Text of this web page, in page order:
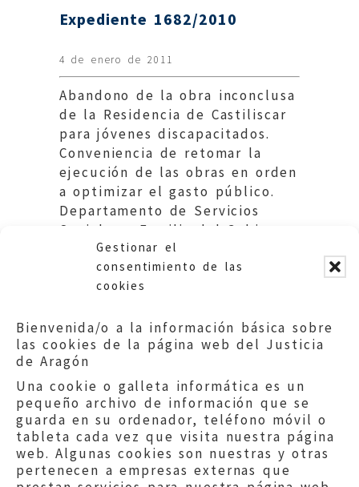
Gestionar el
consentimiento de las
cookies
Bienvenida/o a la información básica sobre
las cookies de la página web del Justicia
de Aragón
Una cookie o galleta informática es un
pequeño archivo de información que se
guarda en su ordenador, teléfono móvil o
tableta cada vez que visita nuestra página
web. Algunas cookies son nuestras y otras
pertenecen a empresas externas que
Expediente 1682/2010
4 de enero de 2011
Abandono de la obra inconclusa
de la Residencia de Castiliscar
para jóvenes discapacitados.
Conveniencia de retomar la
ejecución de las obras en orden
a optimizar el gasto público.
Departamento de Servicios
Sociales y Familia del Gobierno
de Aragón.